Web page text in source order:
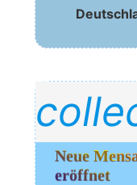
eröffnet